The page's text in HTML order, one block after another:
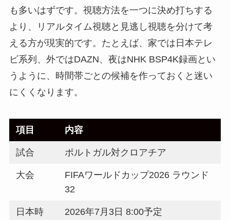
も多いはずです。視聴方法を一つに決め打ちする
より、リアルタイム視聴と見逃し視聴を分けて考
える方が現実的です。たとえば、家では日本テレ
ビ系列、外ではDAZN、夜はNHK BSP4K録画とい
うように、時間帯ごとの候補を作っておくと迷い
にくくなります。
項目 内容
試合 ポルトガル対クロアチア
大会
FIFAワールドカップ2026 ラウンド
32
日本時
2026年7月3日 8:00予定